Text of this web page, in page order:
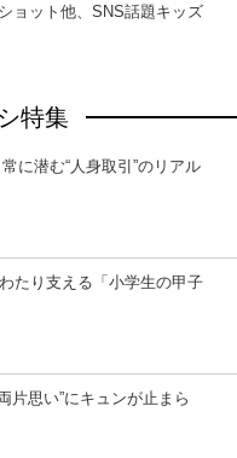
ョット他、SNS話題キッズ
特集
に潜む“人身取引”のリアル
たり支える「小学生の甲子
片思い”にキュンが止まら